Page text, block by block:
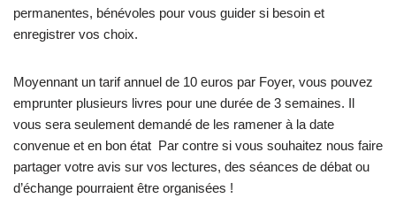
permanentes, bénévoles pour vous guider si besoin et
enregistrer vos choix.
Moyennant un tarif annuel de 10 euros par Foyer, vous pouvez
emprunter plusieurs livres pour une durée de 3 semaines. Il
vous sera seulement demandé de les ramener à la date
convenue et en bon état Par contre si vous souhaitez nous faire
partager votre avis sur vos lectures, des séances de débat ou
d’échange pourraient être organisées !